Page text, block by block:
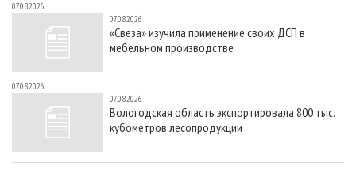
07.08.2026
07.08.2026
«Свеза» изучила применение своих ДСП в
мебельном производстве
07.08.2026
07.08.2026
Вологодская область экспортировала 800 тыс.
кубометров лесопродукции